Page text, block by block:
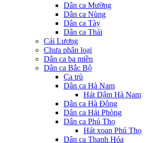
Dân ca Mường
Dân ca Nùng
Dân ca Tày
Dân ca Thái
Cải Lương
Chưa phân loại
Dân ca ba miền
Dân ca Bắc Bộ
Ca trù
Dân ca Hà Nam
Hát Dậm Hà Nam
Dân ca Hà Đông
Dân ca Hải Phòng
Dân ca Phú Thọ
Hát xoan Phú Thọ
Dân ca Thanh Hóa